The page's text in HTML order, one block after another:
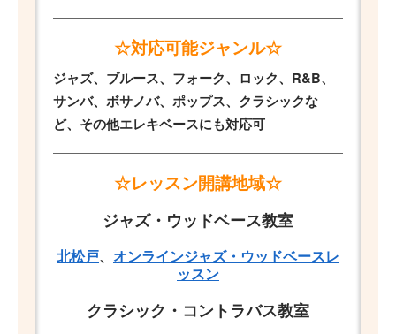
☆対応可能ジャンル☆
ジャズ、ブルース、フォーク、ロック、R&B、
サンバ、ボサノバ、ポップス、クラシックな
ど、その他エレキベースにも対応可
☆レッスン開講地域☆
ジャズ・ウッドベース教室
北松戸、 オンラインジャズ・ウッドベースレ
ッスン
クラシック・コントラバス教室